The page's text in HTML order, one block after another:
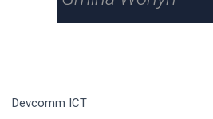
Devcomm ICT